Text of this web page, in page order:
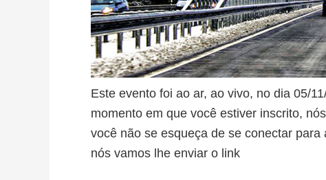
Este evento foi ao ar, ao vivo, no dia 05/
momento em que você estiver inscrito,
você não se esqueça de se conectar
nós vamos lhe enviar o link